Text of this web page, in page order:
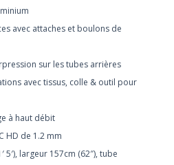
avec attaches et boulons de
sur les tubes arrières
avec tissus, colle & outil pour
à haut débit
HD de 1.2 mm
5′), largeur 157cm (62″), tube